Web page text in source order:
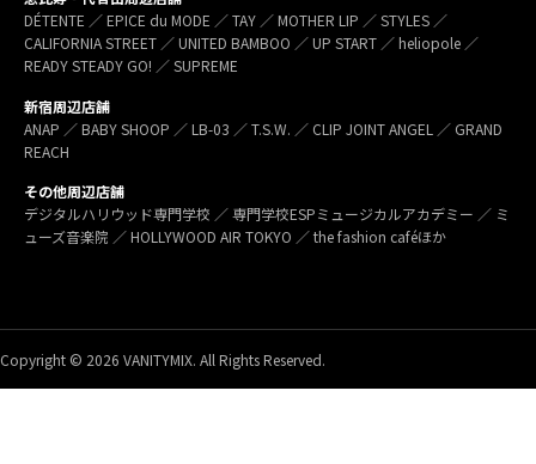
DÉTENTE ／ EPICE du MODE ／ TAY ／ MOTHER LIP ／ STYLES ／
CALIFORNIA STREET ／ UNITED BAMBOO ／ UP START ／ heliopole ／
READY STEADY GO! ／ SUPREME
新宿周辺店舗
ANAP ／ BABY SHOOP ／ LB-03 ／ T.S.W. ／ CLIP JOINT ANGEL ／ GRAND
REACH
その他周辺店舗
デジタルハリウッド専門学校 ／ 専門学校ESPミュージカルアカデミー ／ ミ
ューズ音楽院 ／ HOLLYWOOD AIR TOKYO ／ the fashion caféほか
Copyright © 2026 VANITYMIX. All Rights Reserved.